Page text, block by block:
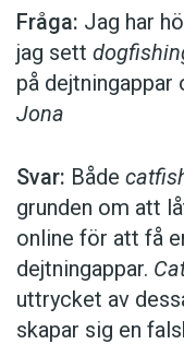
Fråga: Jag har
jag sett
på
Jona
Svar: Både
grunden om att
online för att få
dejtningappar.
uttrycket av
skapar sig en